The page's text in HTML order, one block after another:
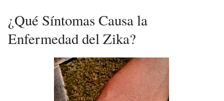
¿Qué Síntomas Causa la
Enfermedad del Zika?